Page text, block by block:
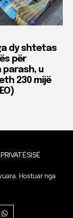
dy shtetas
për
u
230 mijë
Hostuar nga